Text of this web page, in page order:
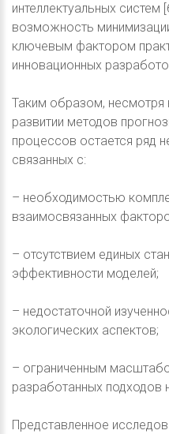
интеллектуальных
возможность
ключевым фактором
инновационных
Таким образом, несмотря
развитии методов
процессов остается ряд
связанных с:
– необходимостью
взаимосвязанных
– отсутствием единых
эффективности моделей;
– недостаточной
экологических аспектов;
– ограниченным
разработанных подходов
Представленное